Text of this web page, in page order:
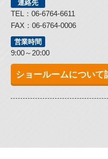
連絡先
TEL：06-6764-6611
FAX：06-6764-0006
営業時間
9:00～20:00
ショールームについて